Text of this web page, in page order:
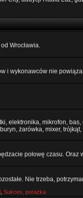
Wrocławia.
i wykonawców nie
elektronika, mikrofon,
żarówka, mixer, trójkąt,
połowę czasu.
Nie trzeba,
Sukces, porażka